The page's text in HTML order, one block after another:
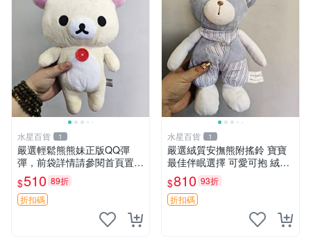
水星百貨 1
嚴選輕鬆熊熊妹正版QQ彈
彈，前袋詳情請參閱首頁置頂
說明適合收藏 QQ彈彈 正版
熊熊妹
$510 89折
折扣碼
水星百貨 1
嚴選絨質安撫熊附搖鈴 寶寶
最佳伴眠選擇 可愛可抱 絨毛
玩具 安撫熊 嬰兒用
$810 93折
折扣碼